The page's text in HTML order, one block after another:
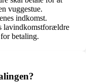
vuggestue.
indkomst.
lavindkomstforældre
betaling.